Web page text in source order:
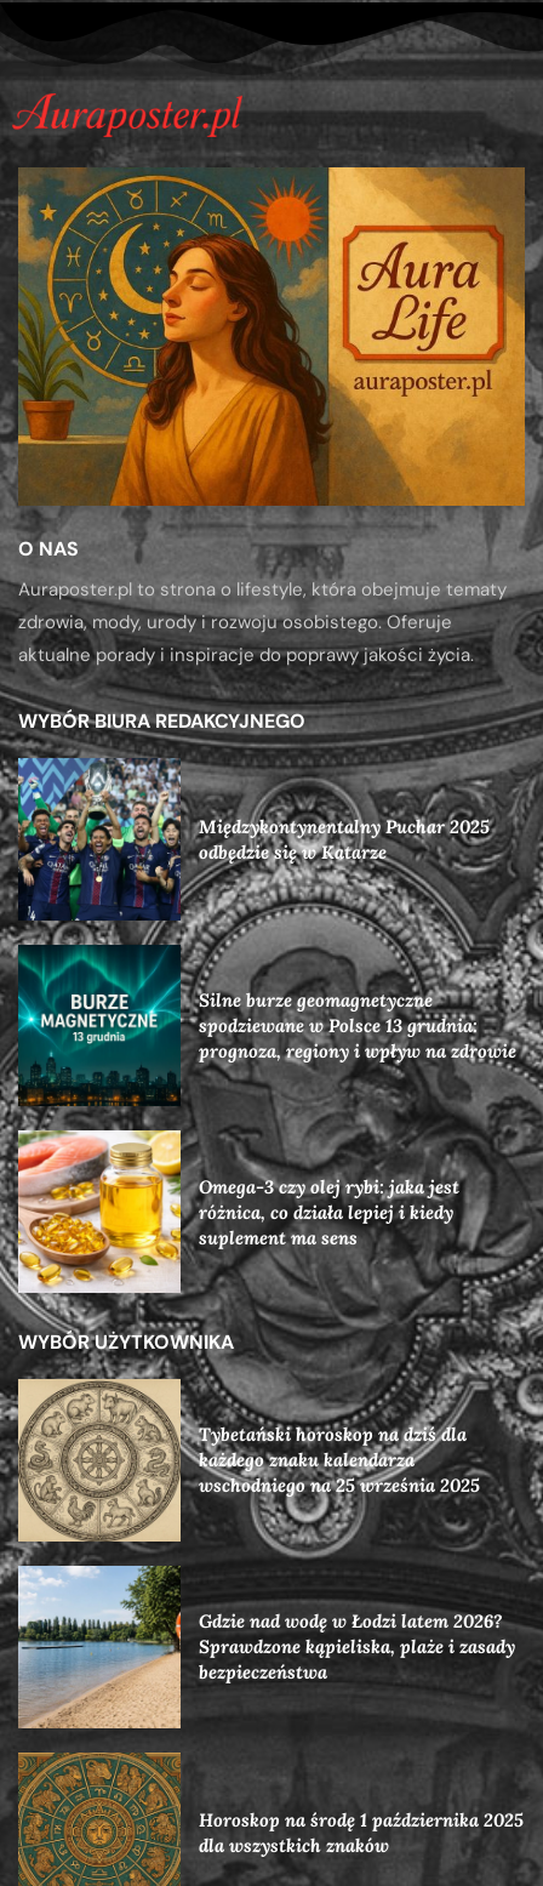
O NAS
Auraposter.pl to strona o lifestyle, która obejmuje tematy
zdrowia, mody, urody i rozwoju osobistego. Oferuje
aktualne porady i inspiracje do poprawy jakości życia.
WYBÓR BIURA REDAKCYJNEGO
Międzykontynentalny Puchar 2025
odbędzie się w Katarze
Silne burze geomagnetyczne
spodziewane w Polsce 13 grudnia:
prognoza, regiony i wpływ na zdrowie
Omega-3 czy olej rybi: jaka jest
różnica, co działa lepiej i kiedy
suplement ma sens
WYBÓR UŻYTKOWNIKA
Tybetański horoskop na dziś dla
każdego znaku kalendarza
wschodniego na 25 września 2025
Gdzie nad wodę w Łodzi latem 2026?
Sprawdzone kąpieliska, plaże i zasady
bezpieczeństwa
Horoskop na środę 1 października 2025
dla wszystkich znaków